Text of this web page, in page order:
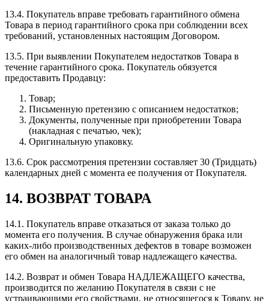
13.4. Покупатель вправе требовать гарантийного обмена
Товара в период гарантийного срока при соблюдении всех
требований, установленных настоящим Договором.
13.5. При выявлении Покупателем недостатков Товара в
течение гарантийного срока. Покупатель обязуется
предоставить Продавцу:
Товар;
Письменную претензию с описанием недостатков;
Документы, полученные при приобретении Товара
(накладная с печатью, чек);
Оригинальную упаковку.
13.6. Срок рассмотрения претензии составляет 30 (Тридцать)
календарных дней с момента ее получения от Покупателя.
14. ВОЗВРАТ ТОВАРА
14.1. Покупатель вправе отказаться от заказа только до
момента его получения. В случае обнаружения брака или
каких-либо производственных дефектов в товаре возможен
его обмен на аналогичный товар надлежащего качества.
14.2. Возврат и обмен Товара НАДЛЕЖАЩЕГО качества,
производится по желанию Покупателя в связи с не
устраивающими его свойствами, не относящегося к Товару, не